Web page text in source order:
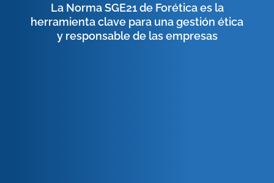
La Norma SGE21 de Forética es la
herramienta clave para una gestión ética
y responsable de las empresas